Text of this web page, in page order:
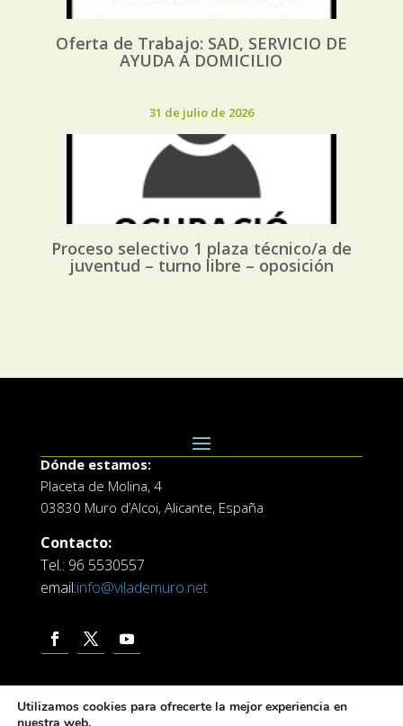
Oferta de Trabajo: SAD, SERVICIO DE
AYUDA A DOMICILIO
31 de julio de 2026
Proceso selectivo 1 plaza técnico/a de
juventud – turno libre – oposición
Dónde estamos:
Placeta de Molina, 4
03830 Muro d’Alcoi, Alicante, España
Contacto:
Tel.: 96 5530557
email:info@vilademuro.net
Utilizamos cookies para ofrecerte la mejor experiencia en